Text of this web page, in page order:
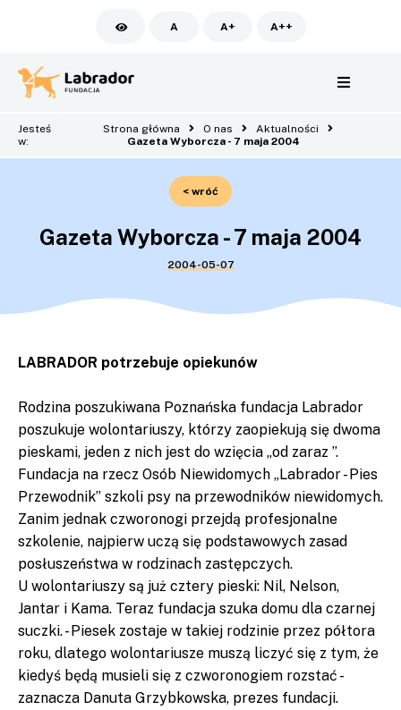
A A+ A++
Jesteś
w:
Strona główna O nas
Aktualności
Gazeta Wyborcza - 7 maja 2004
< wróć
Gazeta Wyborcza - 7 maja 2004
2004-05-07
LABRADOR potrzebuje opiekunów
Rodzina poszukiwana Poznańska fundacja Labrador
poszukuje wolontariuszy, którzy zaopiekują się dwoma
pieskami, jeden z nich jest do wzięcia „od zaraz ”.
Fundacja na rzecz Osób Niewidomych „Labrador - Pies
Przewodnik” szkoli psy na przewodników niewidomych.
Zanim jednak czworonogi przejdą profesjonalne
szkolenie, najpierw uczą się podstawowych zasad
posłuszeństwa w rodzinach zastępczych.
U wolontariuszy są już cztery pieski: Nil, Nelson,
Jantar i Kama. Teraz fundacja szuka domu dla czarnej
suczki. - Piesek zostaje w takiej rodzinie przez półtora
roku, dlatego wolontariusze muszą liczyć się z tym, że
kiedyś będą musieli się z czworonogiem rozstać -
zaznacza Danuta Grzybkowska, prezes fundacji.